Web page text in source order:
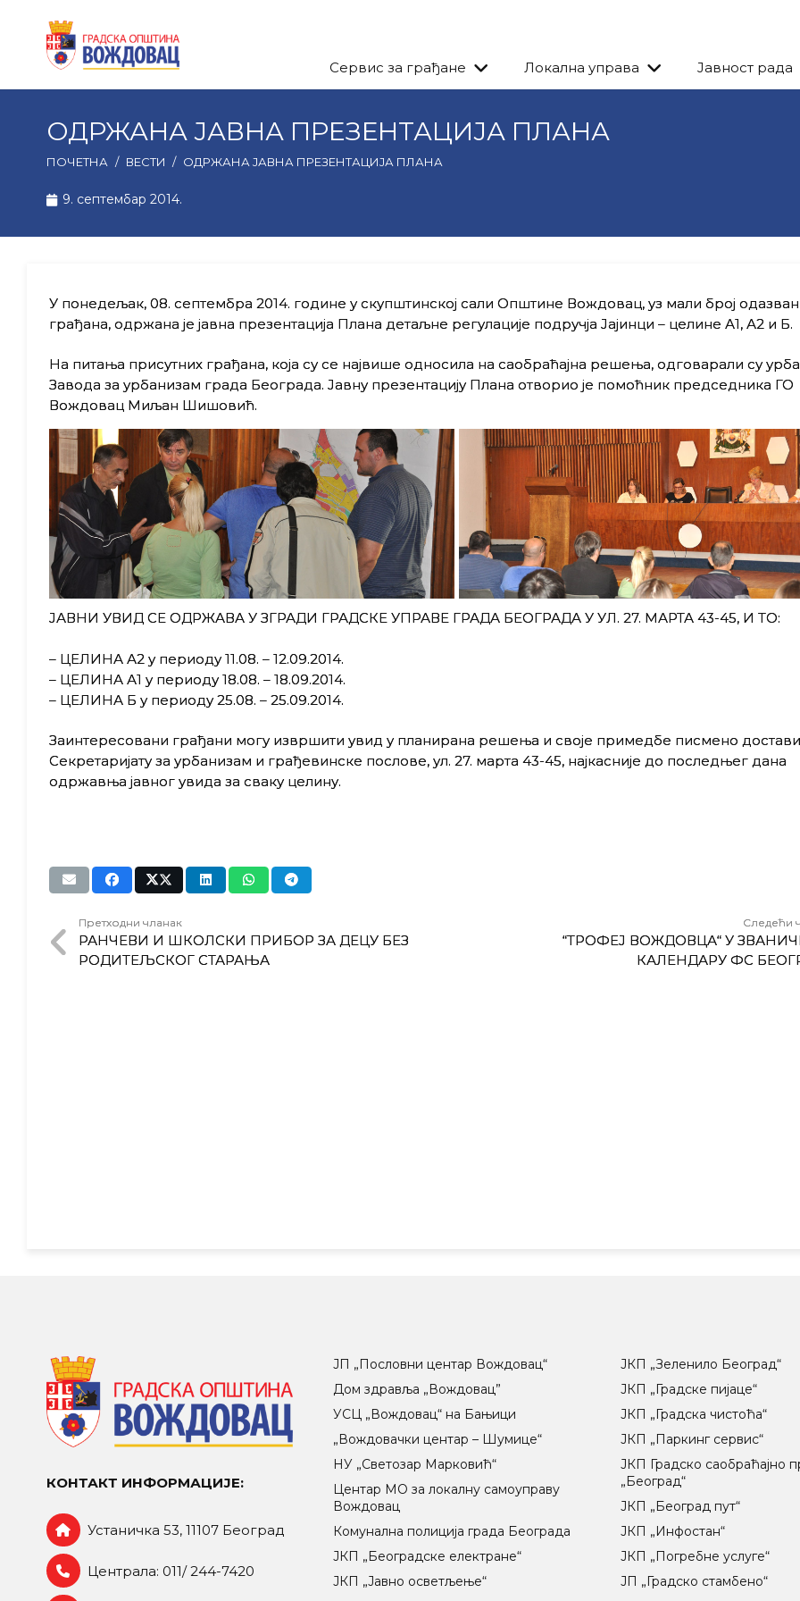
Сервис за грађане Локална управа Јавност рада
ОДРЖАНА ЈАВНА ПРЕЗЕНТАЦИЈА ПЛАНА
ПОЧЕТНА / ВЕСТИ / ОДРЖАНА ЈАВНА ПРЕЗЕНТАЦИЈА ПЛАНА
9. септембар 2014.
У понедељак, 08. септембра 2014. године у скупштинској сали Општине Вождовац, уз мали број
грађана, одржана је јавна презентација Плана детаљне регулације подручја Јајинци – целине А1, А2 и Б.
На питања присутних грађана, која су се највише односила на саобраћајна решења, одговарали су
Завода за урбанизам града Београда. Јавну презентацију Плана отворио је помоћник председника ГО
Вождовац Миљан Шишовић.
ЈАВНИ УВИД СЕ ОДРЖАВА У ЗГРАДИ ГРАДСКЕ УПРАВЕ ГРАДА БЕОГРАДА У УЛ. 27. МАРТА 43-45, И ТО:
– ЦЕЛИНА А2 у периоду 11.08. – 12.09.2014.
– ЦЕЛИНА А1 у периоду 18.08. – 18.09.2014.
– ЦЕЛИНА Б у периоду 25.08. – 25.09.2014.
Заинтересовани грађани могу извршити увид у планирана решења и своје примедбе писмено
Секретаријату за урбанизам и грађевинске послове, ул. 27. марта 43-45, најкасније до последњег дана
одржавња јавног увида за сваку целину.
Претходни чланак
РАНЧЕВИ И ШКОЛСКИ ПРИБОР ЗА ДЕЦУ БЕЗ
РОДИТЕЉСКОГ СТАРАЊА
Следећи
“ТРОФЕЈ ВОЖДОВЦА“ У
КАЛЕНДАРУ ФС
КОНТАКТ ИНФОРМАЦИЈЕ:
Устаничка 53, 11107 Београд
Централа: 011/ 244-7420
ЈП „Пословни центар Вождовац“
Дом здравља „Вождовац”
УСЦ „Вождовац“ на Бањици
„Вождовачки центар – Шумице“
НУ „Светозар Марковић“
Центар МO за локалну самоуправу
Вождовац
Комунална полиција града Београда
ЈКП „Београдске електране“
ЈКП „Јавно осветљење“
ЈКП „Зеленило Београд“
ЈКП „Градске пијаце“
ЈКП „Градска чистоћа“
ЈКП „Паркинг сервис“
ЈКП Градско саобраћајно
„Београд“
ЈКП „Београд пут“
ЈКП „Инфостан“
ЈКП „Погребне услуге“
ЈП „Градско стамбено“